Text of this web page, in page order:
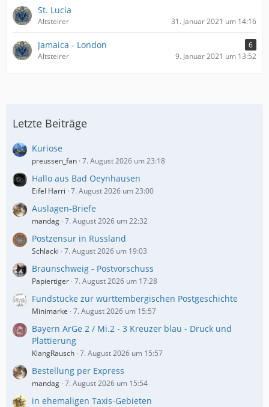
St. Lucia
Altsteirer 31. Januar 2021 um 14:16
Jamaica - London
6
Altsteirer
9. Januar 2021 um 13:52
Letzte Beiträge
Kuriose
preussen_fan 7. August 2026 um 23:18
Hallo aus Bad Oeynhausen
Eifel Harri 7. August 2026 um 23:00
Auslagen-Briefe
mandag 7. August 2026 um 22:32
Postzensur in Russland
Schlacki 7. August 2026 um 19:03
Braunschweig - Postvorschuss
Papiertiger 7. August 2026 um 17:28
Fundstücke zur württembergischen Postgeschichte
Minimarke 7. August 2026 um 15:57
Bayern ArGe 2 / Mi.2 - 3 Kreuzer blau - Druck und
Plattierung
KlangRausch 7. August 2026 um 15:57
Bestellung per Express
mandag 7. August 2026 um 15:54
in ehemaligen Taxis-Gebieten